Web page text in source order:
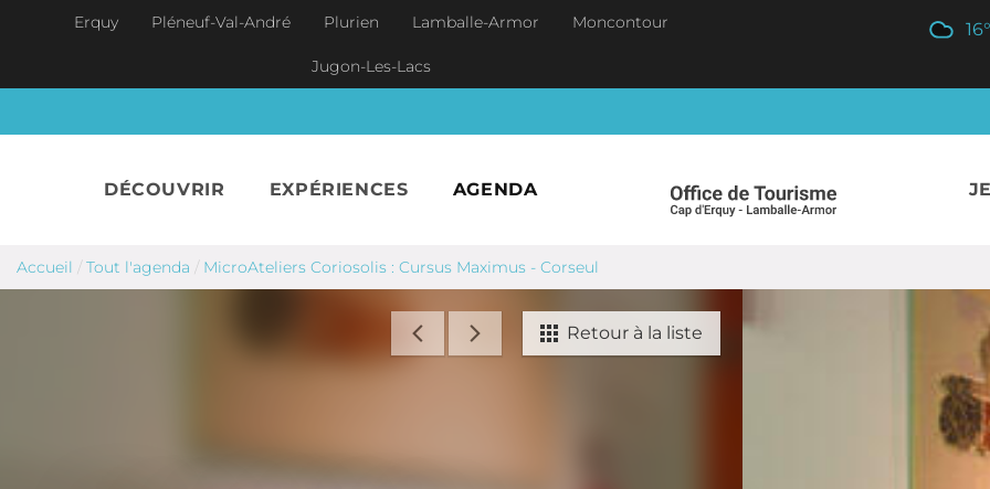
Aller au contenu principal
Erquy Pléneuf-Val-André Plurien Lamballe-Armor Moncontour
Jugon-Les-Lacs
16°
DÉCOUVRIR EXPÉRIENCES AGENDA
Accueil / Tout l'agenda / MicroAteliers Coriosolis : Cursus Maximus - Corseul
Retour à la liste